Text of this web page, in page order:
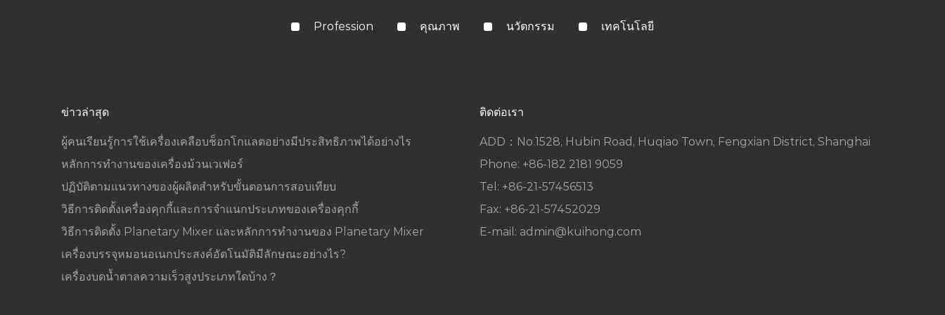
Profession คุณภาพ นวัตกรรม เทคโนโลยี
ข่าวล่าสุด
ผู้คนเรียนรู้การใช้เครื่องเคลือบช็อกโกแลตอย่างมีประสิทธิภาพได้อย่างไร
หลักการทำงานของเครื่องม้วนเวเฟอร์
ปฏิบัติตามแนวทางของผู้ผลิตสำหรับขั้นตอนการสอบเทียบ
วิธีการติดตั้งเครื่องคุกกี้และการจำแนกประเภทของเครื่องคุกกี้
วิธีการติดตั้ง Planetary Mixer และหลักการทำงานของ Planetary Mixer
เครื่องบรรจุหมอนอเนกประสงค์อัตโนมัติมีลักษณะอย่างไร?
เครื่องบดน้ำตาลความเร็วสูงประเภทใดบ้าง？
ติดต่อเรา
ADD：No.1528, Hubin Road, Huqiao Town, Fengxian District, Shanghai
Phone: +86-182 2181 9059
Tel: +86-21-57456513
Fax: +86-21-57452029
E-mail: admin@kuihong.com